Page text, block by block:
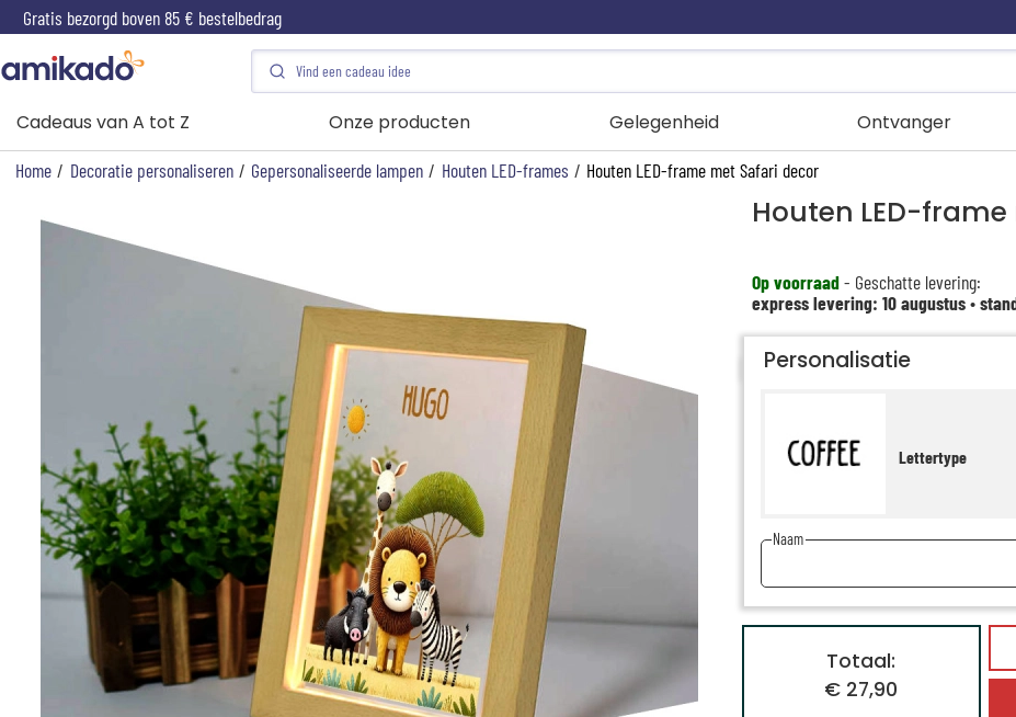
Gratis bezorgd boven 85 € bestelbedrag
Cadeaus van A tot Z Onze producten Gelegenheid Ontvanger
Home / Decoratie personaliseren / Gepersonaliseerde lampen / Houten LED-frames / Houten LED-frame met Safari decor
Houten LED-
Op voorraad- Geschatte levering:
express levering: 10 augustus•
Personalisatie
Lettertype
Naam
Totaal:
€ 27,90